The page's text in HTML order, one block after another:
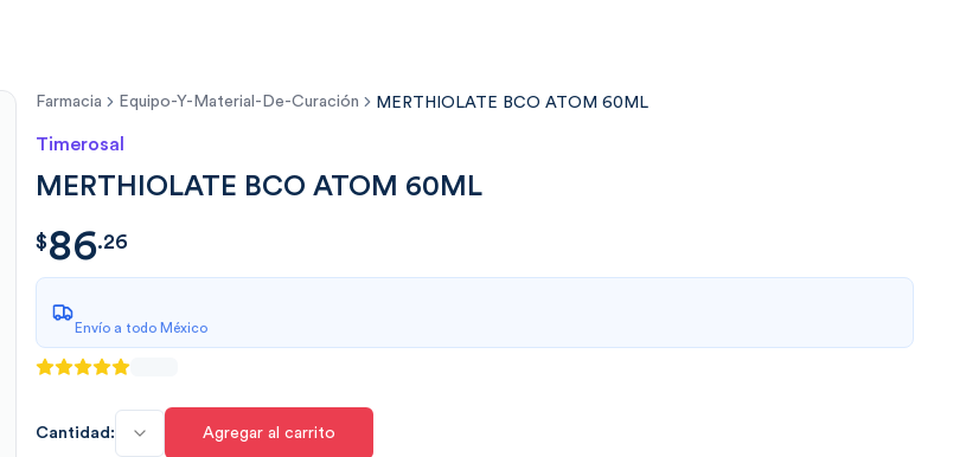
Farmacia Equipo-Y-Material-De-Curación MERTHIOLATE BCO ATOM 60ML
Timerosal
MERTHIOLATE BCO ATOM 60ML
$86.2692
$86.26
Envío a todo México
Cantidad: Agregar al carrito